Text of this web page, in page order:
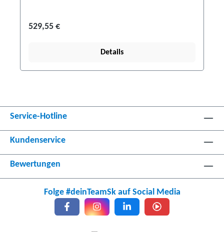
529,55 €
Details
Service-Hotline
Kundenservice
Bewertungen
Folge #deinTeamSk auf Social Media